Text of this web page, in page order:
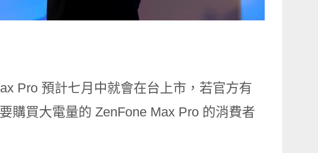
Pro 預計七月中就會在台上市，若官方有
購買大電量的 ZenFone Max Pro 的消費者